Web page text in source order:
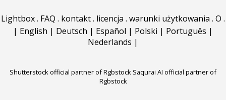
Lightbox. FAQ . kontakt. licencja . warunki użytkowania . O .
| English | Deutsch | Español | Polski | Português |
Nederlands |
Shutterstock official partner of Rgbstock Saqurai AI official partner of
Rgbstock